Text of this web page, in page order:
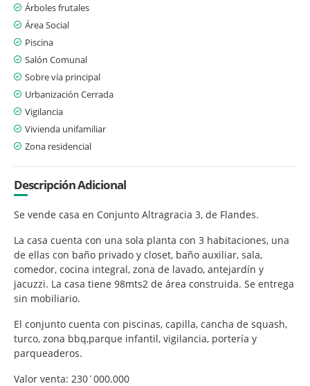
Árboles frutales
Área Social
Piscina
Salón Comunal
Sobre vía principal
Urbanización Cerrada
Vigilancia
Vivienda unifamiliar
Zona residencial
Descripción Adicional
Se vende casa en Conjunto Altragracia 3, de Flandes.
La casa cuenta con una sola planta con 3 habitaciones, una
de ellas con baño privado y closet, baño auxiliar, sala,
comedor, cocina integral, zona de lavado, antejardín y
jacuzzi. La casa tiene 98mts2 de área construida. Se entrega
sin mobiliario.
El conjunto cuenta con piscinas, capilla, cancha de squash,
turco, zona bbq,parque infantil, vigilancia, portería y
parqueaderos.
Valor venta: 230´000.000